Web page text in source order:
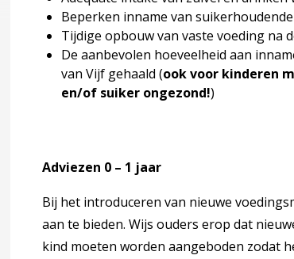
Beperken inname van
Tijdige opbouw van vaste voeding na
De aanbevolen hoeveelheid aan
van Vijf gehaald (​ook voor kinderen
en/of suiker ongezond!)
Adviezen 0 – 1 jaar
Bij het introduceren van nieuwe
aan te bieden. Wijs ouders erop dat
kind moeten worden aangeboden zodat